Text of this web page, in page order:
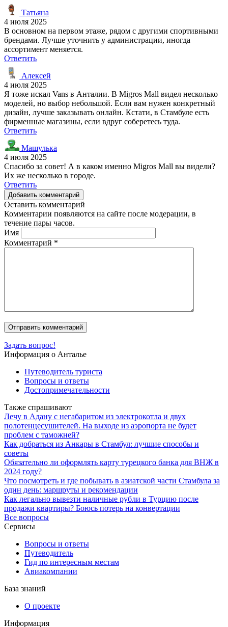
Татьяна
4 июля 2025
В основном на первом этаже, рядом с другими спортивными
брендами. Лучше уточнить у администрации, иногда
ассортимент меняется.
Ответить
Алексей
4 июля 2025
Я тоже искал Vans в Анталии. В Migros Mall видел несколько
моделей, но выбор небольшой. Если вам нужен конкретный
дизайн, лучше заказывать онлайн. Кстати, в Стамбуле есть
фирменные магазины, если вдруг соберетесь туда.
Ответить
Машулька
4 июля 2025
Спасибо за совет! А в каком именно Migros Mall вы видели?
Их же несколько в городе.
Ответить
Добавить комментарий
Оставить комментарий
Комментарии появляются на сайте после модерации, в
течение пары часов.
Имя
Комментарий *
Задать вопрос!
Информация о Анталье
Путеводитель туриста
Вопросы и ответы
Достопримечательности
Также спрашивают
Лечу в Адану с негабаритом из электрокотла и двух
полотенцесушителей. На выходе из аэропорта не будет
проблем с таможней?
Как добраться из Анкары в Стамбул: лучшие способы и
советы
Обязательно ли оформлять карту турецкого банка для ВНЖ в
2024 году?
Что посмотреть и где побывать в азиатской части Стамбула за
один день: маршруты и рекомендации
Как легально вывезти наличные рубли в Турцию после
продажи квартиры? Боюсь потерь на конвертации
Все вопросы
Сервисы
Вопросы и ответы
Путеводитель
Гид по интересным местам
Авиакомпании
База знаний
О проекте
Информация